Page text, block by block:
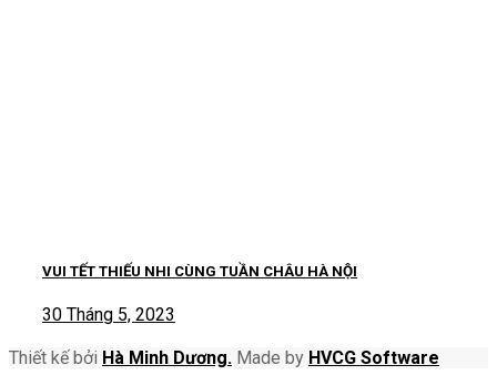
VUI TẾT THIẾU NHI CÙNG TUẦN CHÂU HÀ NỘI
30 Tháng 5, 2023
Thiết kế bởi Hà Minh Dương. Made by HVCG Software